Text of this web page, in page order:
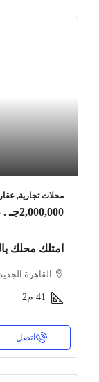
محلات تجارية,
2,000,000جـ . م
امتلك محلك
القاهرة
41 م2
اتصل